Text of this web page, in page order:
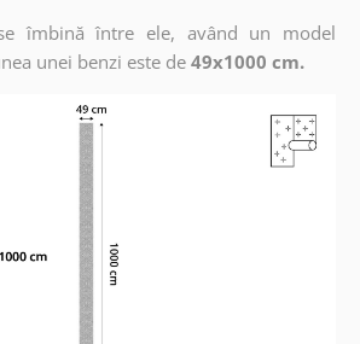
îmbină între ele, având un model
unei benzi este de 49x1000 cm.